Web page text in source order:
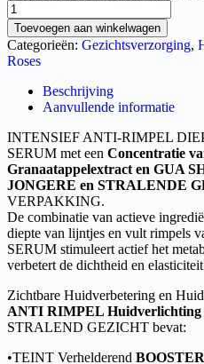
Toevoegen aan winkelwagen
Categorieën: Gezichtsverzorging,
Roses
Beschrijving
Aanvullende informatie
INTENSIEF ANTI-RIMPEL
SERUM met een Concentratie
Granaatappelextract en GUA
JONGERE en STRALENDE
VERPAKKING.
De combinatie van actieve
diepte van lijntjes en vult rimpels
SERUM stimuleert actief het
verbetert de dichtheid en
Zichtbare Huidverbetering en
ANTI RIMPEL Huidverlichting
STRALEND GEZICHT bevat:
•TEINT Verhelderend